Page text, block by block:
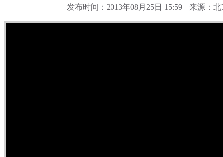
发布时间：2013年08月25日 15:59 来源：北